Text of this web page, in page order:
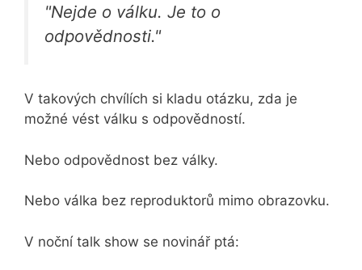
"Nejde o válku. Je to o
odpovědnosti."
V takových chvílích si kladu otázku, zda je
možné vést válku s odpovědností.
Nebo odpovědnost bez války.
Nebo válka bez reproduktorů mimo obrazovku.
V noční talk show se novinář ptá: